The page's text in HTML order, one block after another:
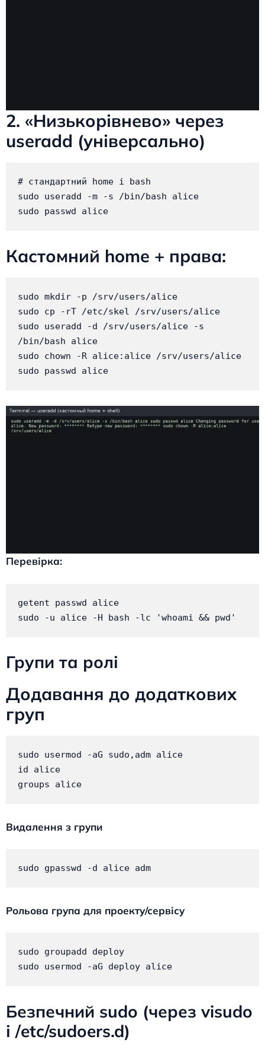
2. «Низькорівнево» через
useradd (універсально)
# стандартний home і bash
sudo useradd -m -s /bin/bash alice
sudo passwd alice
Кастомний home + права:
sudo mkdir -p /srv/users/alice
sudo cp -rT /etc/skel /srv/users/alice
sudo useradd -d /srv/users/alice -s
/bin/bash alice
sudo chown -R alice:alice /srv/users/alice
sudo passwd alice
Перевірка:
getent passwd alice
sudo -u alice -H bash -lc 'whoami && pwd'
Групи та ролі
Додавання до додаткових
груп
sudo usermod -aG sudo,adm alice
id alice
groups alice
Видалення з групи
sudo gpasswd -d alice adm
Рольова група для проекту/сервісу
sudo groupadd deploy
sudo usermod -aG deploy alice
Безпечний sudo (через visudo
і /etc/sudoers.d)